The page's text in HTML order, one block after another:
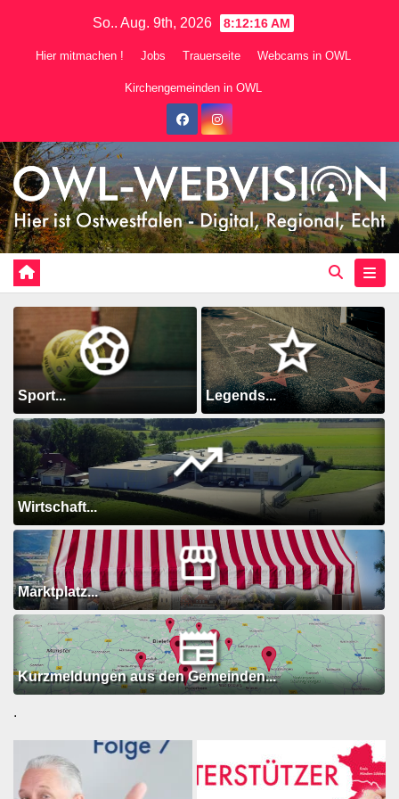
So.. Aug. 9th, 2026 8:12:17 AM
Hier mitmachen ! Jobs Trauerseite Webcams in OWL
Kirchengemeinden in OWL
Sport... Legends...
Wirtschaft...
Marktplatz...
Kurzmeldungen aus den Gemeinden...
.